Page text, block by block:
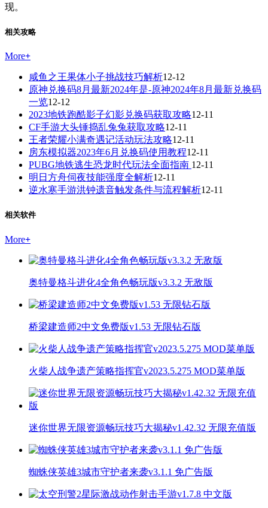
现。
相关攻略
More+
咸鱼之王果体小子挑战技巧解析12-12
原神兑换码8月最新2024年是-原神2024年8月最新兑换码
一览12-12
2023地铁跑酷影子幻影兑换码获取攻略12-11
CF手游大头锤捣乱兔兔获取攻略12-11
王者荣耀小满奇遇记活动玩法攻略12-11
房东模拟器2023年6月兑换码使用教程12-11
PUBG地铁逃生恐龙时代玩法全面指南 12-11
明日方舟伺夜技能强度全解析12-11
逆水寒手游洪钟遗音触发条件与流程解析12-11
相关软件
More+
奥特曼格斗进化4全角色畅玩版v3.3.2 无敌版
桥梁建造师2中文免费版v1.53 无限钻石版
火柴人战争遗产策略指挥官v2023.5.275 MOD菜单版
迷你世界无限资源畅玩技巧大揭秘v1.42.32 无限充值版
蜘蛛侠英雄3城市守护者来袭v3.1.1 免广告版